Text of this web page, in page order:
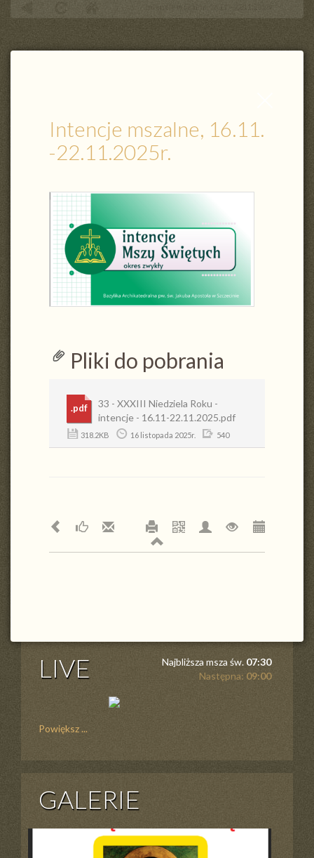
Intencje mszalne, 16.11. -22.11.2025r.
Intencje mszalne, 16.11.
-22.11.2025r.
Pliki do pobrania
.pdf
33 - XXXIII Niedziela Roku -
intencje - 16.11-22.11.2025.pdf
318.2KB 16 listopada 2025r. 540
LIVE Najbliższa msza św. 07:30
Następna: 09:00
Powiększ ...
GALERIE